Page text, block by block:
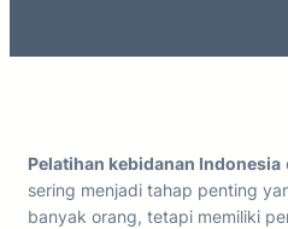
Pelatihan kebidanan Indonesia
sering menjadi tahap penting
banyak orang, tetapi memiliki